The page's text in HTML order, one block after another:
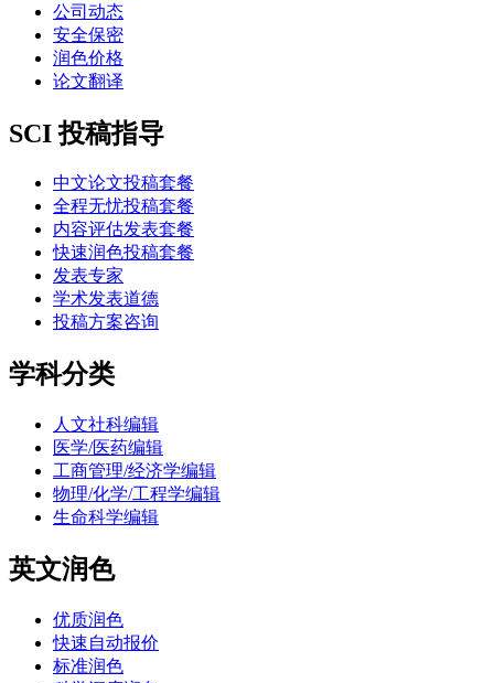
公司动态
安全保密
润色价格
论文翻译
SCI 投稿指导
中文论文投稿套餐
全程无忧投稿套餐
内容评估发表套餐
快速润色投稿套餐
发表专家
学术发表道德
投稿方案咨询
学科分类
人文社科编辑
医学/医药编辑
工商管理/经济学编辑
物理/化学/工程学编辑
生命科学编辑
英文润色
优质润色
快速自动报价
标准润色